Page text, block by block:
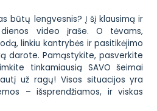
būtų lengvesnis? Į šį klausimą ir
video įraše. O tėvams,
linkiu kantrybės ir pasitikėjimo
darote. Pamąstykite, pasverkite
tinkamiausią SAVO šeimai
už ragų! Visos situacijos yra
– išsprendžiamos, ir viskas